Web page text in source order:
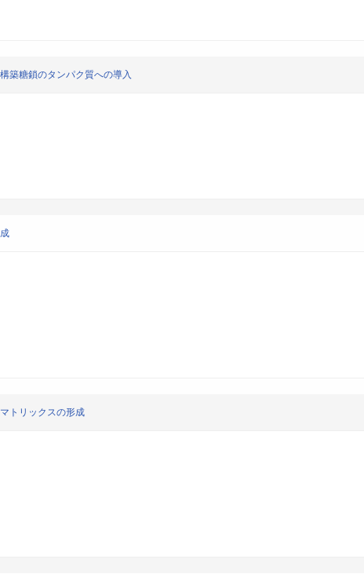
築糖鎖のタンパク質への導入
トリックスの形成